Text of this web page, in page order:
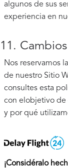
algunos de sus
experiencia en
11.
Nos reservamos
de nuestro Sitio
consultes esta
con elobjetivo de
y por qué
¡Considéralo